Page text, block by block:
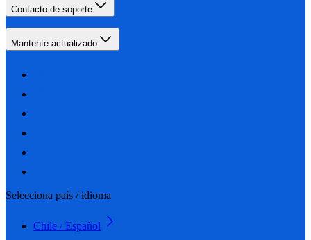
Contacto de soporte
Mantente actualizado
Selecciona país / idioma
Chile / Español